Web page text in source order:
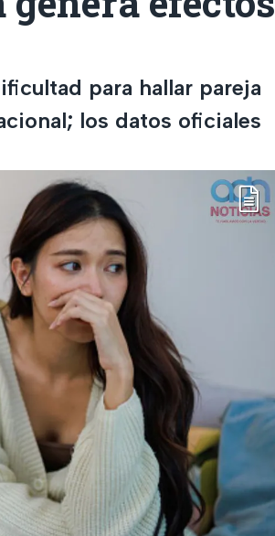
para hallar pareja
los datos oficiales